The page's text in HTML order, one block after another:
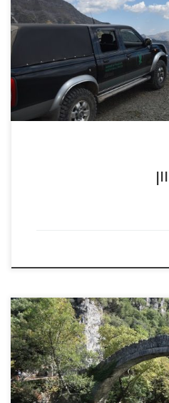
איך יודעים מה מתאים
אחת מההצעות שנקבל? אנסה
בין ההצעות השונות.
שיציעו לכם ברשת הם ברכבים
לתנועה מבחינה גאוגרפית,
רבים שזורמים בהם נחלים
התנועה ממקום למקום
שבילים שחיברו בין הכפרים